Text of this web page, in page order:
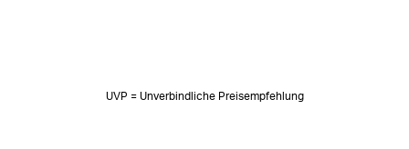
UVP = Unverbindliche Preisempfehlung